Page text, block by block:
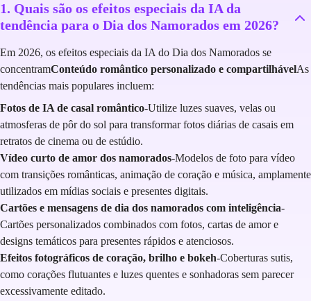
1. Quais são os efeitos especiais da IA da
tendência para o Dia dos Namorados em 2026?
Em 2026, os efeitos especiais da IA do Dia dos Namorados se
concentramConteúdo romântico personalizado e compartilhávelAs
tendências mais populares incluem:
Fotos de IA de casal romântico-Utilize luzes suaves, velas ou
atmosferas de pôr do sol para transformar fotos diárias de casais em
retratos de cinema ou de estúdio.
Vídeo curto de amor dos namorados-Modelos de foto para vídeo
com transições românticas, animação de coração e música, amplamente
utilizados em mídias sociais e presentes digitais.
Cartões e mensagens de dia dos namorados com inteligência-
Cartões personalizados combinados com fotos, cartas de amor e
designs temáticos para presentes rápidos e atenciosos.
Efeitos fotográficos de coração, brilho e bokeh-Coberturas sutis,
como corações flutuantes e luzes quentes e sonhadoras sem parecer
excessivamente editado.